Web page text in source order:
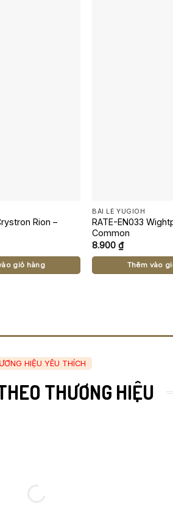
Rion –
giỏ hàng
BÀI LẺ YUGIOH
RATE-EN033
Common
8.900₫
Thêm vào
HIỆU YÊU THÍCH
THƯƠNG HIỆU